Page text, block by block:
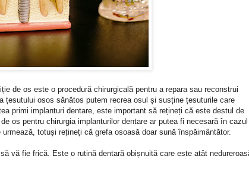
de os este o procedură chirurgicală pentru a repara sau reconstrui
țesutului osos sănătos putem recrea osul și susține țesuturile care
primi implanturi dentare, este important să rețineți că este destul de
os pentru chirurgia implanturilor dentare ar putea fi necesară în cazul
totuși rețineți că grefa osoasă doar sună înspăimântător.
vă fie frică. Este o rutină dentară obișnuită care este atât